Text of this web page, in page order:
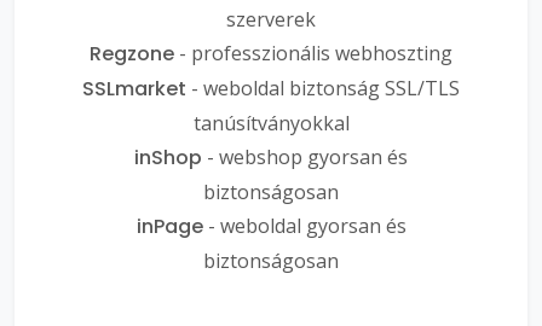
szerverek
Regzone - professzionális webhoszting
SSLmarket - weboldal biztonság SSL/TLS
tanúsítványokkal
inShop - webshop gyorsan és
biztonságosan
inPage- weboldal gyorsan és
biztonságosan